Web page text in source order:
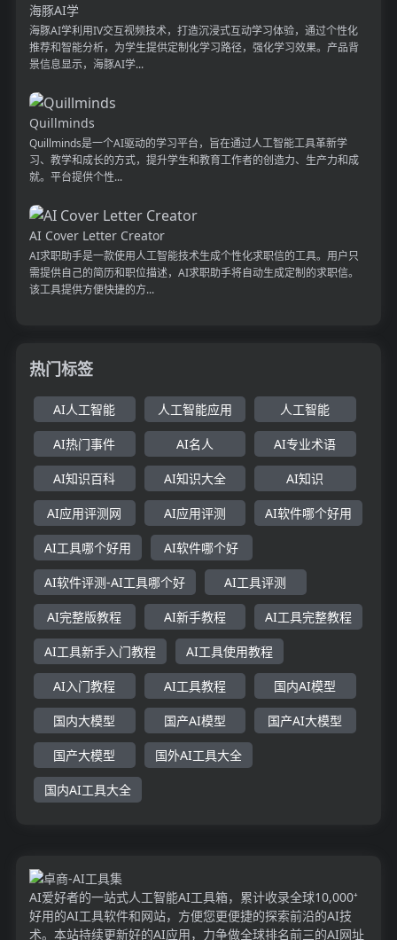
海豚AI学
海豚AI学利用IV交互视频技术，打造沉浸式互动学习体验，通过个性化
推荐和智能分析，为学生提供定制化学习路径，强化学习效果。产品背
景信息显示，海豚AI学...
Quillminds
Quillminds是一个AI驱动的学习平台，旨在通过人工智能工具革新学
习、教学和成长的方式，提升学生和教育工作者的创造力、生产力和成
就。平台提供个性...
AI Cover Letter Creator
AI求职助手是一款使用人工智能技术生成个性化求职信的工具。用户只
需提供自己的简历和职位描述，AI求职助手将自动生成定制的求职信。
该工具提供方便快捷的方...
热门标签
AI人工智能 人工智能应用 人工智能
AI热门事件 AI名人 AI专业术语
AI知识百科 AI知识大全 AI知识
AI应用评测网 AI应用评测 AI软件哪个好用
AI工具哪个好用 AI软件哪个好
AI软件评测-AI工具哪个好 AI工具评测
AI完整版教程 AI新手教程 AI工具完整教程
AI工具新手入门教程 AI工具使用教程
AI入门教程 AI工具教程 国内AI模型
国内大模型 国产AI模型 国产AI大模型
国产大模型 国外AI工具大全
国内AI工具大全
AI爱好者的一站式人工智能AI工具箱，累计收录全球10,000⁺
好用的AI工具软件和网站，方便您更便捷的探索前沿的AI技
术。本站持续更新好的AI应用，力争做全球排名前三的AI网址